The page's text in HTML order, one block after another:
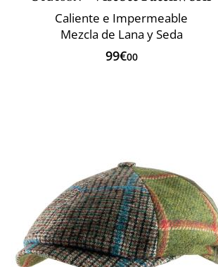
Caliente e Impermeable
Mezcla de Lana y Seda
99€00